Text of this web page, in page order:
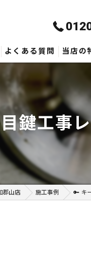
よくある質問 当店の
修理
交換
鍵工事レ
郡山店 施工事例 🔑 キ